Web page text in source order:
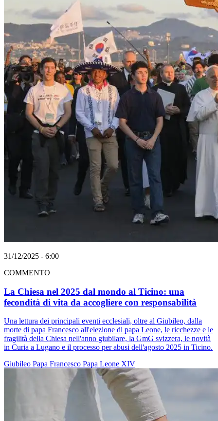
31/12/2025 - 6:00
COMMENTO
La Chiesa nel 2025 dal mondo al Ticino: una
fecondità di vita da accogliere con responsabilità
Una lettura dei principali eventi ecclesiali, oltre al Giubileo, dalla
morte di papa Francesco all'elezione di papa Leone, le ricchezze e le
fragilità della Chiesa nell'anno giubilare, la GmG svizzera, le novità
in Curia a Lugano e il processo per abusi dell'agosto 2025 in Ticino.
Giubileo Papa Francesco Papa Leone XIV